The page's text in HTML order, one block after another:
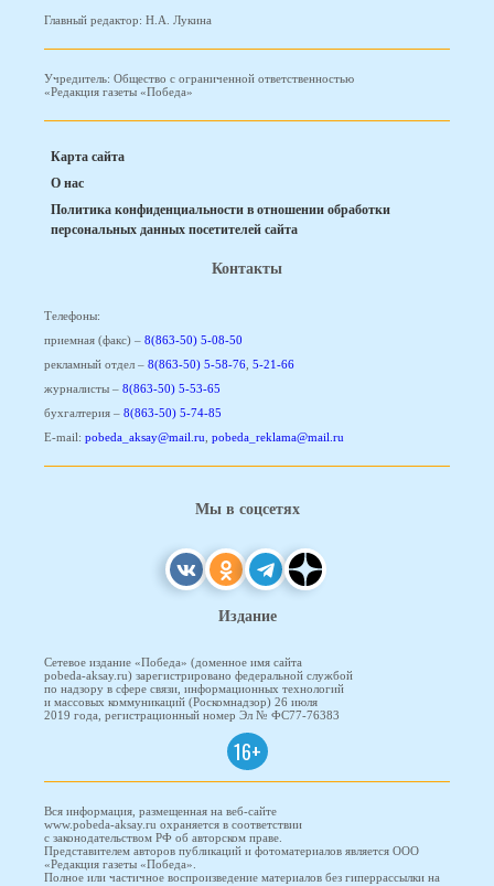
Главный редактор: Н.А. Лукина
Учредитель: Общество с ограниченной ответственностью
«Редакция газеты «Победа»
Карта сайта
О нас
Политика конфиденциальности в отношении обработки
персональных данных посетителей сайта
Контакты
Телефоны:
приемная (факс) – 8(863-50) 5-08-50
рекламный отдел – 8(863-50) 5-58-76 5-21-66
журналисты – 8(863-50) 5-53-65
бухгалтерия – 8(863-50) 5-74-85
E-mail: pobeda_aksay@mail.ru pobeda_reklama@mail.ru
Мы в соцсетях
Издание
Сетевое издание «Победа» (доменное имя сайта
pobeda-aksay.ru) зарегистрировано федеральной службой
по надзору в сфере связи, информационных технологий
и массовых коммуникаций (Роскомнадзор) 26 июля
2019 года, регистрационный номер Эл № ФС77-76383
16+
Вся информация, размещенная на веб-сайте
www.pobeda-aksay.ru охраняется в соответствии
с законодательством РФ об авторском праве.
Представителем авторов публикаций и фотоматериалов является ООО
«Редакция газеты «Победа».
Полное или частичное воспроизведение материалов без гиперрассылки на